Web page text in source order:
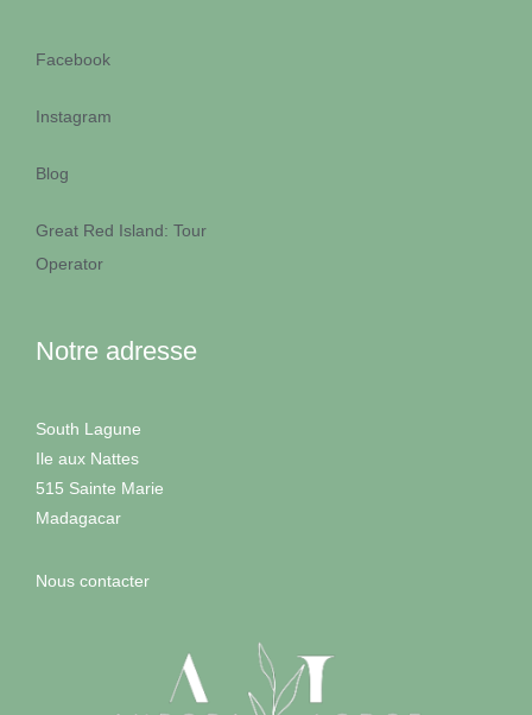
RETRAITES DE YOGA
TROPICAUX
Facebook
Instagram
Blog
Great Red Island: Tour
Operator
Notre adresse
South Lagune
Ile aux Nattes
515 Sainte Marie
Madagacar
Nous contacter